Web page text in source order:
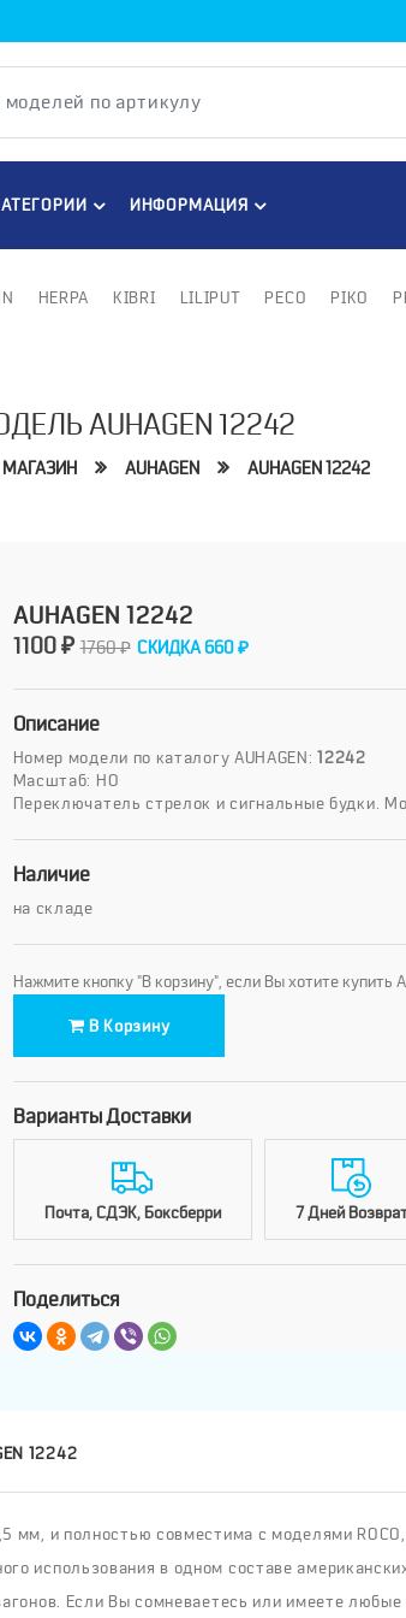
ИНФОРМАЦИЯ
HERPA KIBRI LILIPUT PECO PIKO
AUHAGEN 12242
МАГАЗИН AUHAGEN AUHAGEN 12242
AUHAGEN 12242
1100 ₽ 1760 ₽ СКИДКА 660 ₽
Описание
Номер модели по каталогу AUHAGEN:12242
Масштаб: HO
Переключатель стрелок и сигнальные будки.
Наличие
на складе
Нажмите кнопку "В корзину", если Вы хотите купить
В Корзину
Варианты Доставки
Почта, СДЭК, Боксберри 7 Дней
Поделиться
12242
и полностью совместима с моделями
использования в одном составе
Если Вы сомневаетесь или имеете